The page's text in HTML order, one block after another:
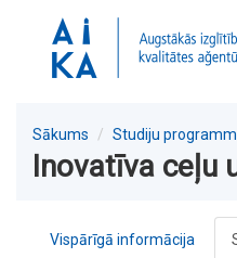
Sākums Studiju
Inovatīva ceļu
Vispārīgā informācija